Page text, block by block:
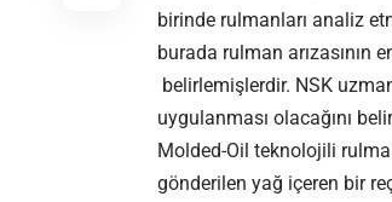
birinde rulmanları analiz
burada rulman arızasının
belirlemişlerdir. NSK
uygulanması olacağını
Molded-Oil teknolojili
gönderilen yağ içeren bir